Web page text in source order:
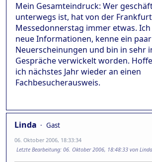
Mein Gesamteindruck: Wer
unterwegs ist, hat von der
Messedonnerstag immer etwas.
neue Informationen, kenne ein paar
Neuerscheinungen und bin in sehr
Gespräche verwickelt worden.
ich nächstes Jahr wieder an einen
Fachbesucherausweis.
Linda
Gast
06. Oktober 2006, 18:33:34
Letzte Bearbeitung: 06. Oktober 2006, 18:48:33 von Linda